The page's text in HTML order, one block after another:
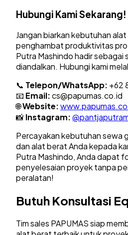
Hubungi Kami Sekarang!
Jangan biarkan kebutuhan
penghambat produktivitas
Putra Mashindo hadir sebagai
diandalkan. Hubungi kami
📞 Telepon/WhatsApp: +62
📧 Email:cs@papumas.co.id
🌐Website:
📸Instagram:
Percayakan kebutuhan sewa
dan alat berat Anda kepada
Putra Mashindo, Anda dapat
penyelesaian proyek tanpa
peralatan!
Butuh Konsultasi
Tim sales PAPUMAS siap